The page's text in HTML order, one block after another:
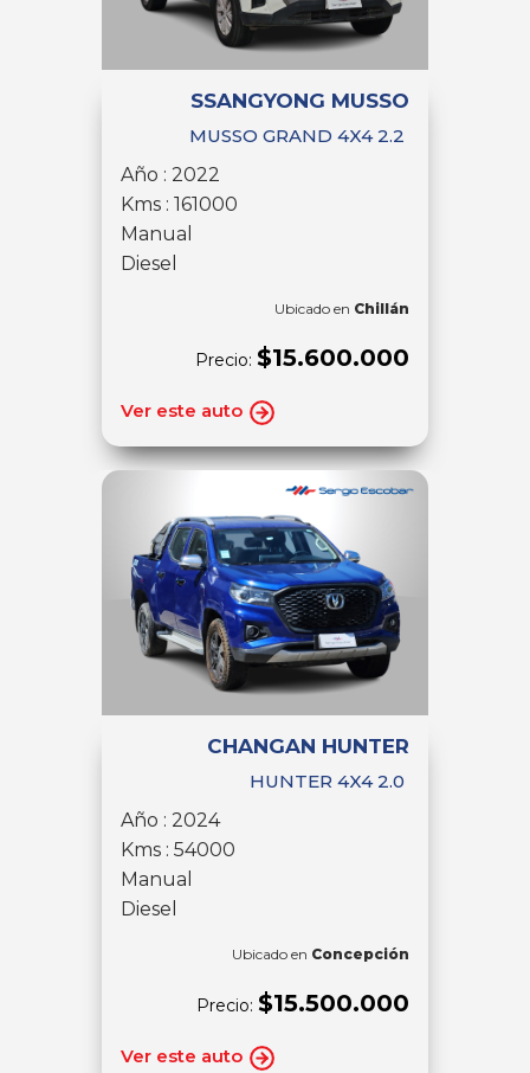
SSANGYONG MUSSO
MUSSO GRAND 4X4 2.2
Año : 2022
Kms : 161000
Manual
Diesel
Ubicado en Chillán
Precio: $15.600.000
Ver este auto
CHANGAN HUNTER
HUNTER 4X4 2.0
Año : 2024
Kms : 54000
Manual
Diesel
Ubicado en Concepción
Precio: $15.500.000
Ver este auto